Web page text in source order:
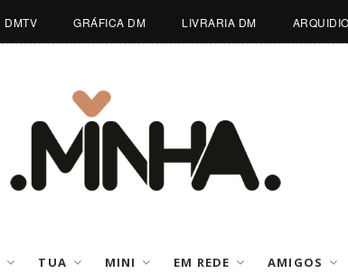
DMTV GRÁFICA DM LIVRARIA DM
TUA MINI EM REDE AMIGOS